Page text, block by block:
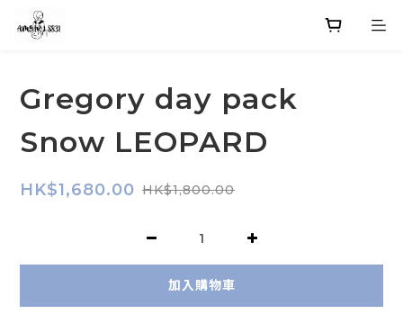
Gregory day pack
Snow LEOPARD
HK$1,680.00 HK$1,800.00
加入購物車